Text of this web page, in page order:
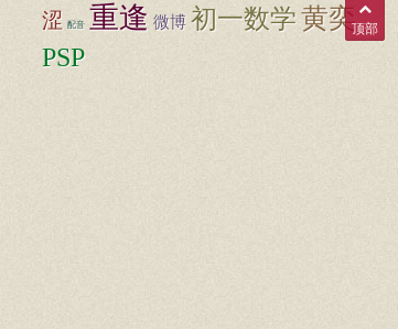
涩 配音 重逢 微博 初一数学黄奕
PSP
顶部